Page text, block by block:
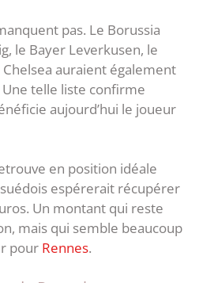
pas. Le Borussia
le Bayer Leverkusen, le
auraient également
telle liste confirme
aujourd’hui le joueur
en position idéale
espérerait récupérer
Un montant qui reste
mais qui semble beaucoup
pour Rennes.